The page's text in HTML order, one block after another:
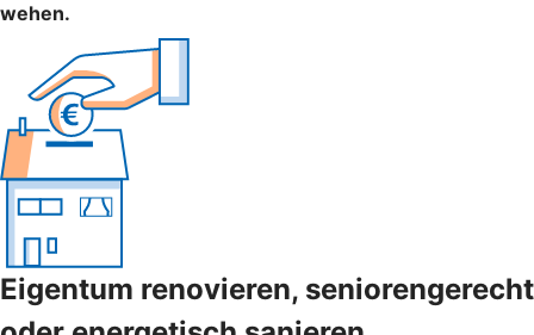
wehen.
Eigentum renovieren, seniorengerecht